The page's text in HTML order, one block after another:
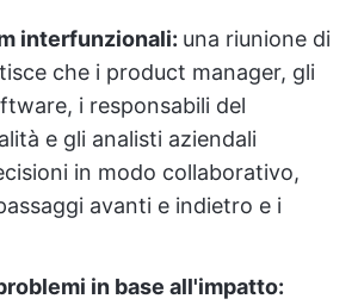
interfunzionali: una riunione di
che i product manager, gli
i responsabili del
e gli analisti aziendali
in modo collaborativo,
avanti e indietro e i
in base all'impatto: